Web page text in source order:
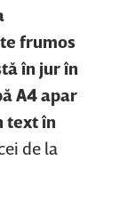
frumos
în jur în
A4 apar
text în
de la